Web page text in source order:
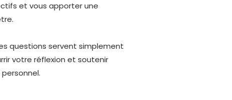
et vous apporter une
questions servent simplement
votre réflexion et soutenir